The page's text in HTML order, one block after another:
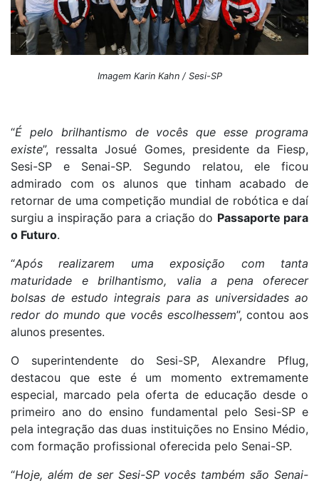
Imagem Karin Kahn / Sesi-SP
“É pelo brilhantismo de vocês que esse programa
existe”, ressalta Josué Gomes, presidente da Fiesp,
Sesi-SP e Senai-SP. Segundo relatou, ele ficou
admirado com os alunos que tinham acabado de
retornar de uma competição mundial de robótica e daí
surgiu a inspiração para a criação do Passaporte para
o Futuro.
“Após realizarem uma exposição com tanta
maturidade e brilhantismo, valia a pena oferecer
bolsas de estudo integrais para as universidades ao
redor do mundo que vocês escolhessem”, contou aos
alunos presentes.
O superintendente do Sesi-SP, Alexandre Pflug,
destacou que este é um momento extremamente
especial, marcado pela oferta de educação desde o
primeiro ano do ensino fundamental pelo Sesi-SP e
pela integração das duas instituições no Ensino Médio,
com formação profissional oferecida pelo Senai-SP.
“Hoje, além de ser Sesi-SP vocês também são Senai-